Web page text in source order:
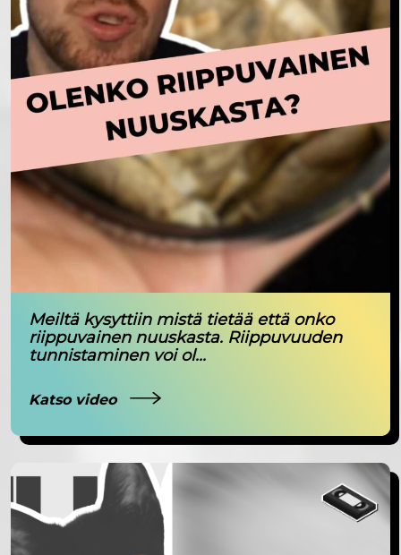
Meiltä kysyttiin mistä tietää että onko
riippuvainen nuuskasta. Riippuvuuden
tunnistaminen voi ol...
Katso video